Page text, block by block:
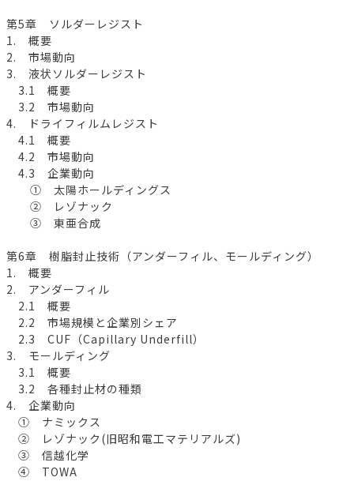
第5章 ソルダーレジスト
1. 概要
2. 市場動向
3. 液状ソルダーレジスト
3.1 概要
3.2 市場動向
4. ドライフィルムレジスト
4.1 概要
4.2 市場動向
4.3 企業動向
① 太陽ホールディングス
② レゾナック
③ 東亜合成
第6章 樹脂封止技術（アンダーフィル、モールディング）
1. 概要
2. アンダーフィル
2.1 概要
2.2 市場規模と企業別シェア
2.3 CUF（Capillary Underfill）
3. モールディング
3.1 概要
3.2 各種封止材の種類
4. 企業動向
① ナミックス
② レゾナック(旧昭和電工マテリアルズ)
③ 信越化学
④ TOWA